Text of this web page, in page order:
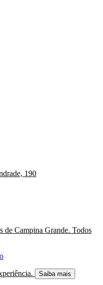
190
de Campina Grande. Todos
Saiba mais